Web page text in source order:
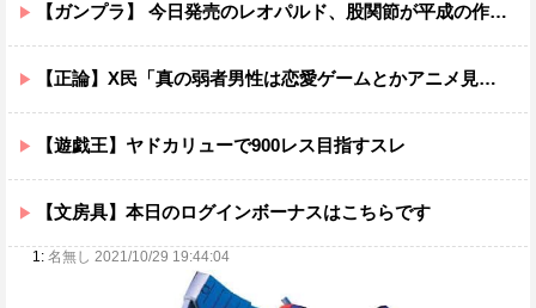
【ガンプラ】 今日発売のレオパルド、股関節が平成の作りすぎる…
【正論】X民「真の弱者男性は恋愛ゲームとかアニメ見てない。本当の闇を見せるね」←170000バズwwwwwww
【遊戯王】ヤドカリューで900レス目指すスレ
【文房具】本日のログインボーナスはこちらです
1: 名無し 2021/10/29 19:44:04